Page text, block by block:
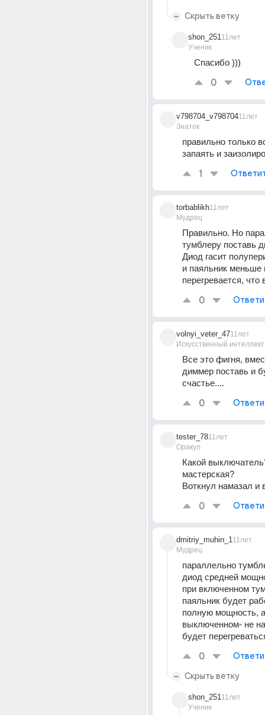
Скрыть ветку
shon_251
Ученик
11лет
Спасибо )))
0
v798704_v798704
Знаток
11лет
правильно только
запаять и
1
torbablikh
Мудрец
11лет
Правильно. Но
тумблеру поставь
Диод гасит
и паяльник меньше
перегревается,
0
volnyi_veter_47
Искусственный интеллект
11лет
Все это фигня,
диммер поставь и
счастье....
0
tester_78
Оракул
11лет
Какой
мастерская?
Воткнул намазал и
0
dmitriy_muhin_1
Мудрец
11лет
параллельно
диод средней
при включенном
паяльник будет
полную мощность,
выключенном- не
будет
0
Скрыть ветку
shon_251
Ученик
11лет